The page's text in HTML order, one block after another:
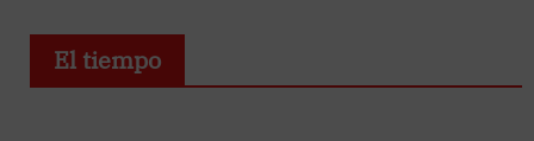
El tiempo